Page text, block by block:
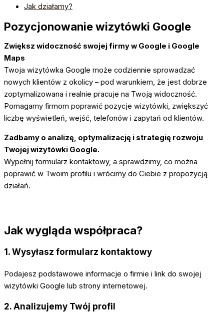
Jak działamy?
Pozycjonowanie wizytówki Google
Zwiększ widoczność swojej firmy w Google i Google
Maps
Twoja wizytówka Google może codziennie sprowadzać
nowych klientów z okolicy – pod warunkiem, że jest dobrze
zoptymalizowana i realnie pracuje na Twoją widoczność.
Pomagamy firmom poprawić pozycje wizytówki, zwiększyć
liczbę wyświetleń, wejść, telefonów i zapytań od klientów.
Zadbamy o analizę, optymalizację i strategię rozwoju
Twojej wizytówki Google.
Wypełnij formularz kontaktowy, a sprawdzimy, co można
poprawić w Twoim profilu i wrócimy do Ciebie z propozycją
działań.
Jak wygląda współpraca?
1. Wysyłasz formularz kontaktowy
Podajesz podstawowe informacje o firmie i link do swojej
wizytówki Google lub strony internetowej.
2. Analizujemy Twój profil